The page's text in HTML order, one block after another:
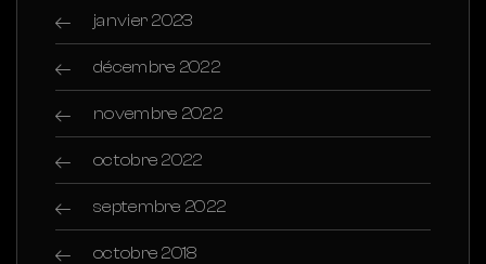
janvier 2023
décembre 2022
novembre 2022
octobre 2022
septembre 2022
octobre 2018